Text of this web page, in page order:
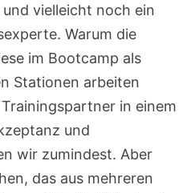
vielleicht noch ein
Warum die
im Bootcamp als
Stationen arbeiten
in einem
und
wir zumindest. Aber
das aus mehreren